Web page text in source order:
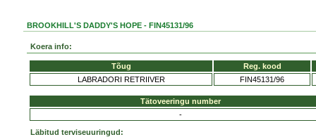
BROOKHILL'S DADDY'S HOPE - FIN45131/96
Koera info:
Tõug
Reg. kood
LABRADORI RETRIIVER
FIN45131/96
Tätoveeringu number
-
Läbitud terviseuuringud: